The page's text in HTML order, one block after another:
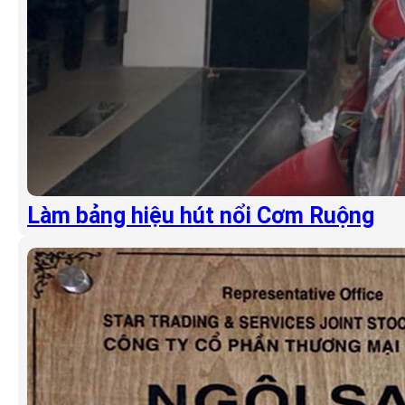
Làm bảng hiệu hút nổi Cơm Ruộng